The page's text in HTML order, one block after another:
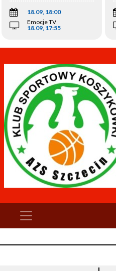
18.09, 18:00
Emocje TV
18.09, 17:55